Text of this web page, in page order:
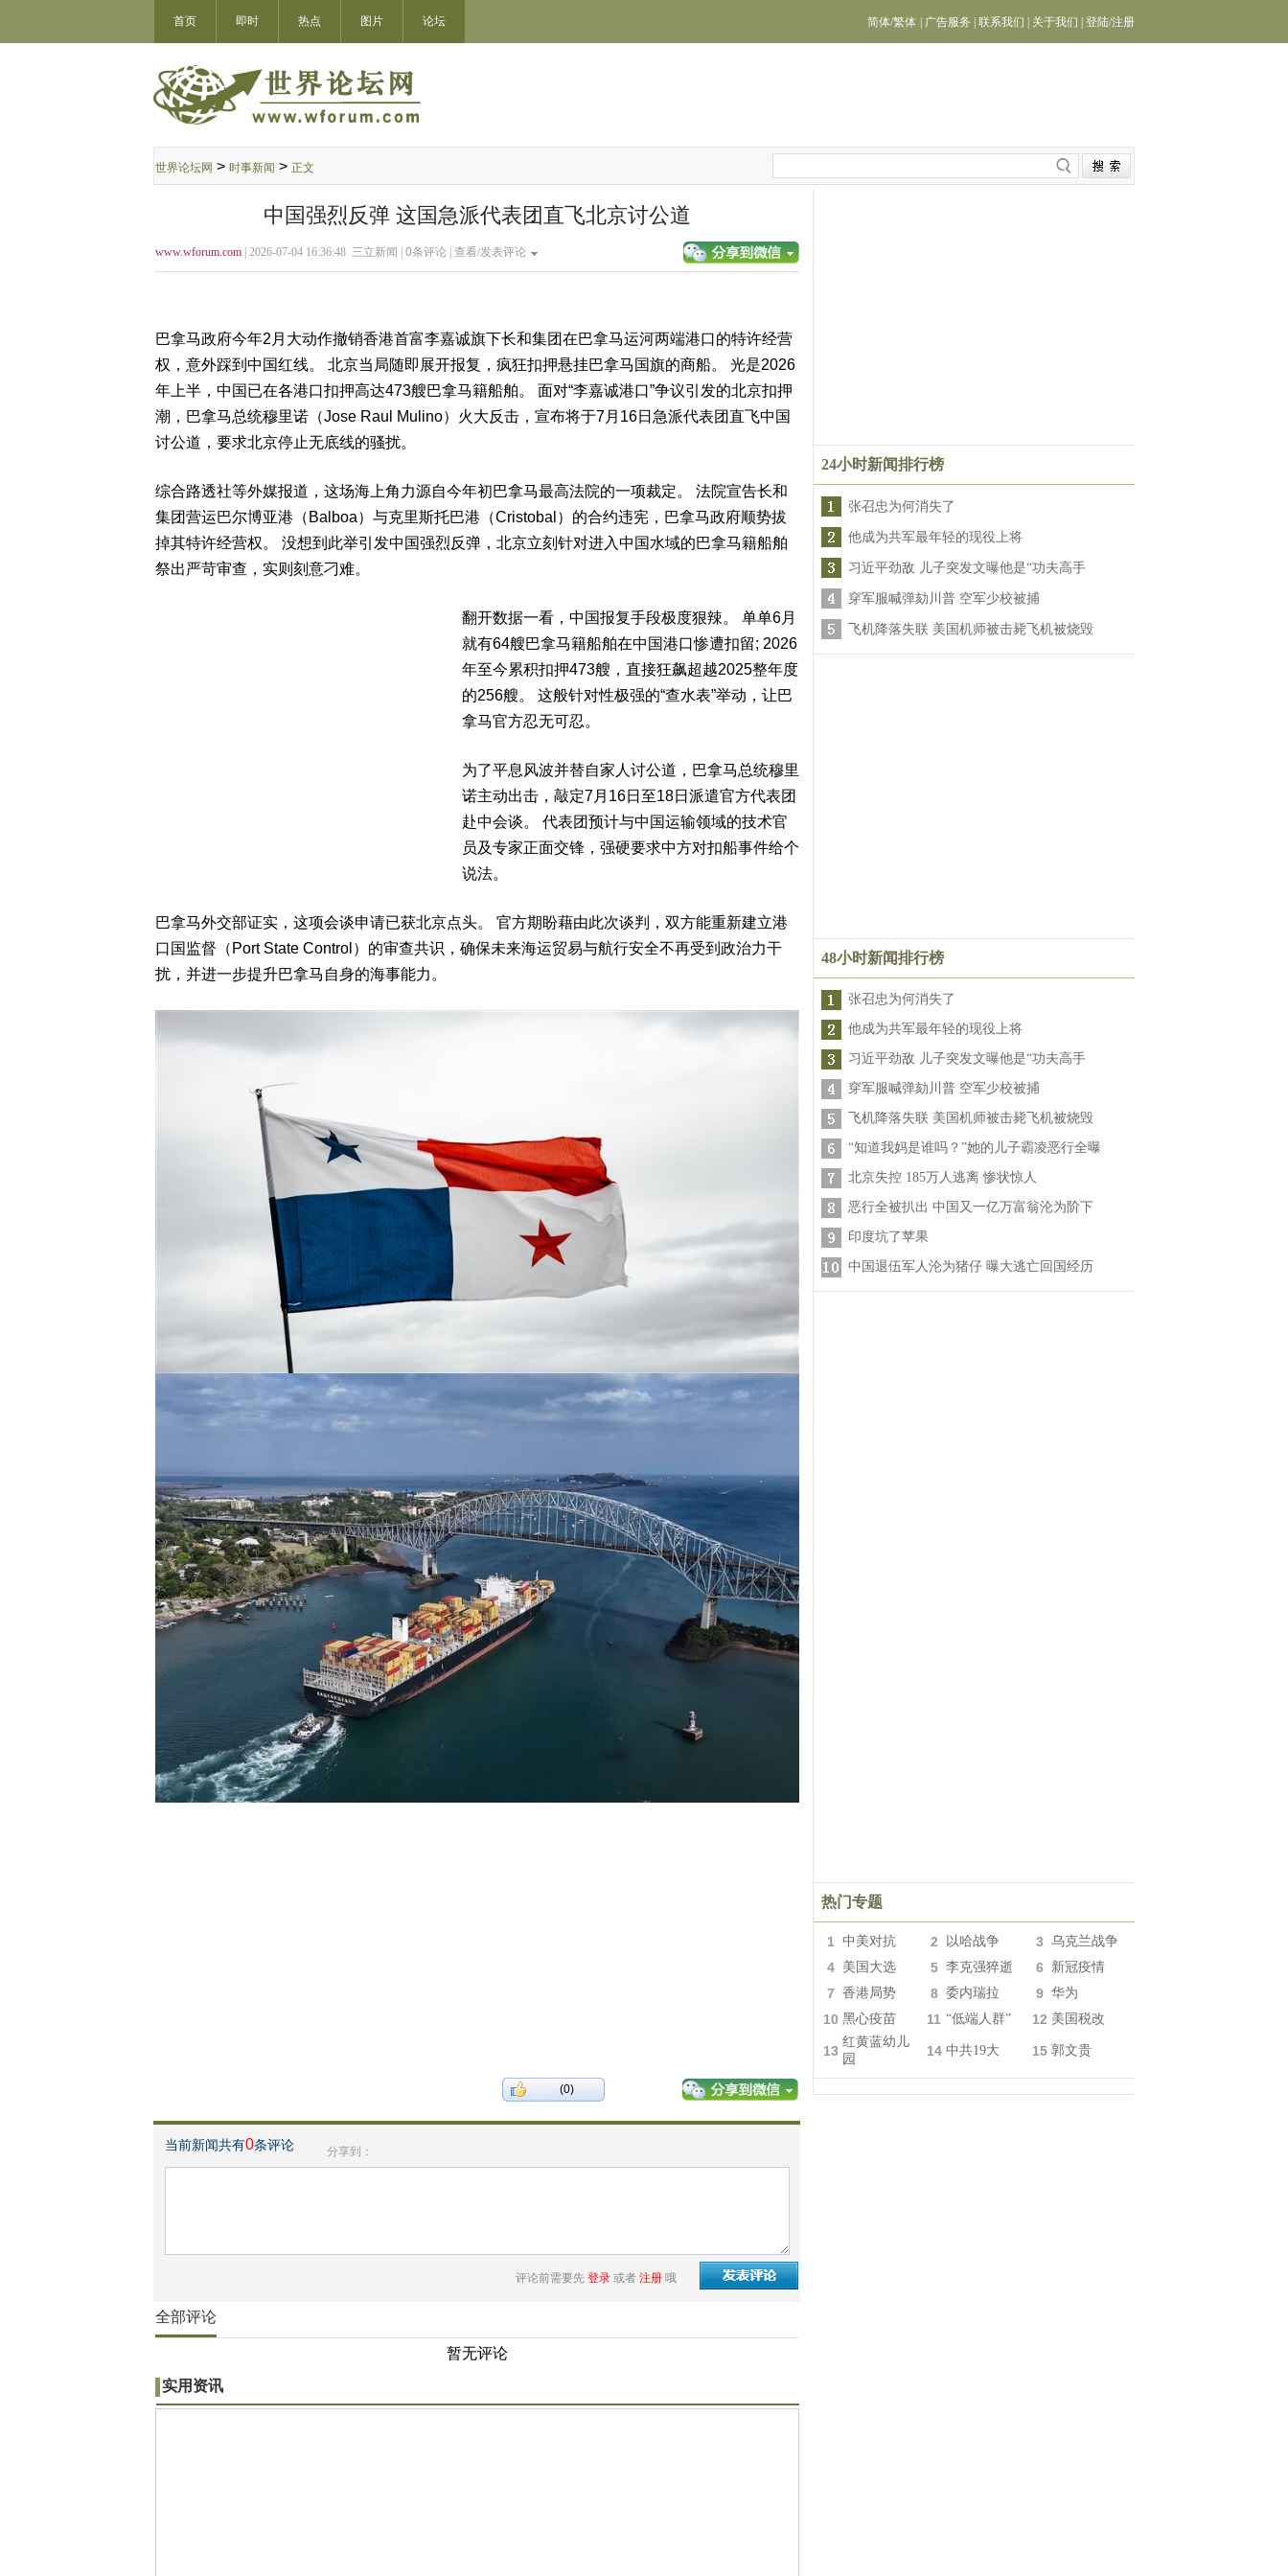
首页 即时 热点 图片 论坛 简体/繁体 广告服务 联系我们 关于我们 登陆/注册
世界论坛网 > 时事新闻 > 正文
中国强烈反弹 这国急派代表团直飞北京讨公道
www.wforum.com | 2026-07-04 16:36:48 三立新闻 | 0条评论 | 查看/发表评论
巴拿马政府今年2月大动作撤销香港首富李嘉诚旗下长和集团在巴拿马运河两端港口的特许经营
权，意外踩到中国红线。 北京当局随即展开报复，疯狂扣押悬挂巴拿马国旗的商船。 光是2026
年上半，中国已在各港口扣押高达473艘巴拿马籍船舶。 面对“李嘉诚港口”争议引发的北京扣押
潮，巴拿马总统穆里诺（Jose Raul Mulino）火大反击，宣布将于7月16日急派代表团直飞中国
讨公道，要求北京停止无底线的骚扰。
综合路透社等外媒报道，这场海上角力源自今年初巴拿马最高法院的一项裁定。 法院宣告长和
集团营运巴尔博亚港（Balboa）与克里斯托巴港（Cristobal）的合约违宪，巴拿马政府顺势拔
掉其特许经营权。 没想到此举引发中国强烈反弹，北京立刻针对进入中国水域的巴拿马籍船舶
祭出严苛审查，实则刻意刁难。
翻开数据一看，中国报复手段极度狠辣。 单单6月
就有64艘巴拿马籍船舶在中国港口惨遭扣留; 2026
年至今累积扣押473艘，直接狂飙超越2025整年度
的256艘。 这般针对性极强的“查水表”举动，让巴
拿马官方忍无可忍。
为了平息风波并替自家人讨公道，巴拿马总统穆里
诺主动出击，敲定7月16日至18日派遣官方代表团
赴中会谈。 代表团预计与中国运输领域的技术官
员及专家正面交锋，强硬要求中方对扣船事件给个
说法。
巴拿马外交部证实，这项会谈申请已获北京点头。 官方期盼藉由此次谈判，双方能重新建立港
口国监督（Port State Control）的审查共识，确保未来海运贸易与航行安全不再受到政治力干
扰，并进一步提升巴拿马自身的海事能力。
(0)
当前新闻共有0条评论 分享到：
评论前需要先 登录 或者 注册 哦
全部评论
暂无评论
实用资讯
24小时新闻排行榜
张召忠为何消失了
他成为共军最年轻的现役上将
习近平劲敌 儿子突发文曝他是“功夫高手
穿军服喊弹劾川普 空军少校被捕
飞机降落失联 美国机师被击毙飞机被烧毁
48小时新闻排行榜
张召忠为何消失了
他成为共军最年轻的现役上将
习近平劲敌 儿子突发文曝他是“功夫高手
穿军服喊弹劾川普 空军少校被捕
飞机降落失联 美国机师被击毙飞机被烧毁
“知道我妈是谁吗？”她的儿子霸凌恶行全曝
北京失控 185万人逃离 惨状惊人
恶行全被扒出 中国又一亿万富翁沦为阶下
印度坑了苹果
中国退伍军人沦为猪仔 曝大逃亡回国经历
热门专题
1 中美对抗 2 以哈战争 3 乌克兰战争
4 美国大选 5 李克强猝逝 6 新冠疫情
7 香港局势 8 委内瑞拉 9 华为
10 黑心疫苗 11 “低端人群” 12 美国税改
13
红黄蓝幼儿
园
14 中共19大 15 郭文贵